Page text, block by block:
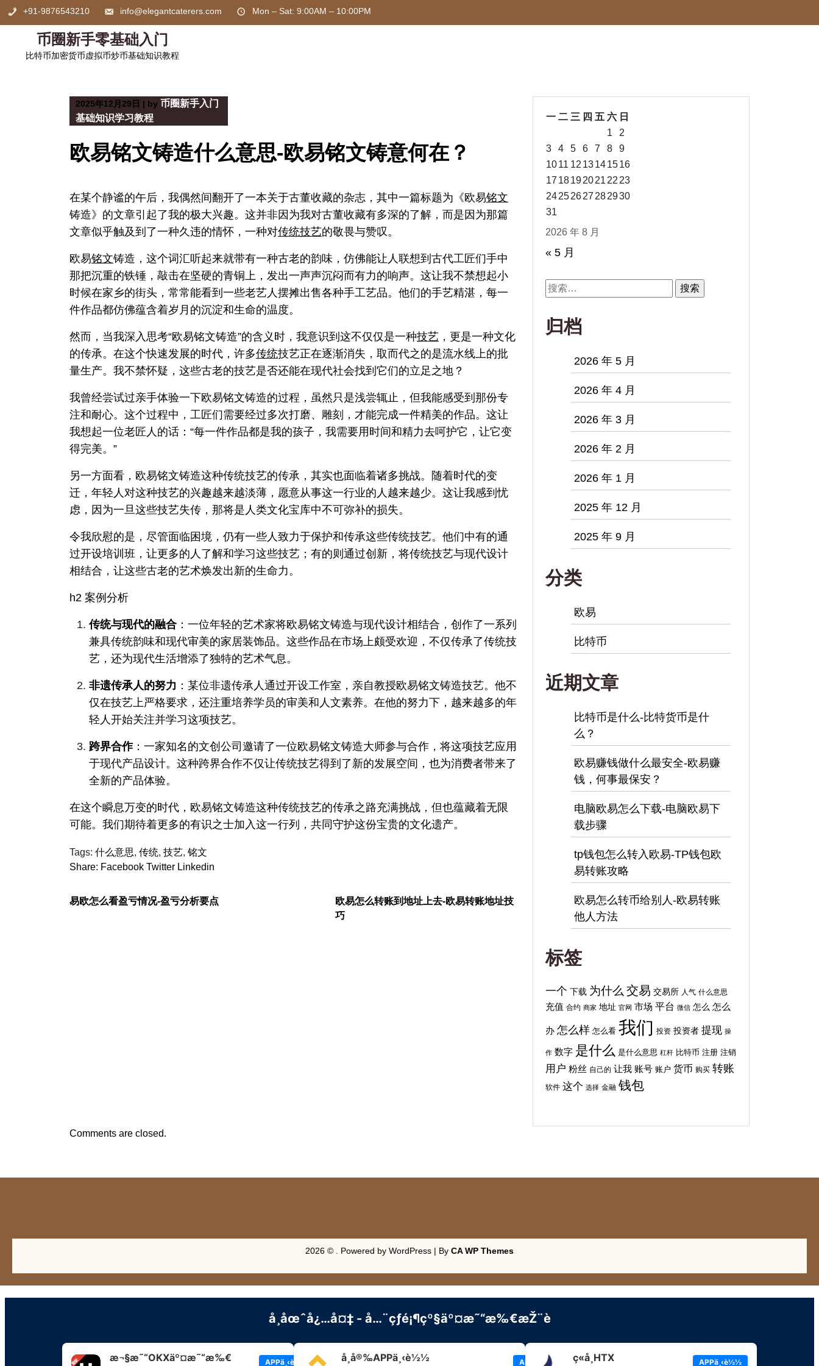
Skip
+91-9876543210 info@elegantcaterers.com Mon – Sat: 9:00AM – 10:00PM
币圈新手零基础入门
比特币加密货币虚拟币炒币基础知识教程
2025年12月29日 | by 币圈新手入门
基础知识学习教程
欧易铭文铸造什么意思-欧易铭文铸意何在？
在某个静谧的午后，我偶然间翻开了一本关于古董收藏的杂志，其中一篇标题为《欧易铭文
铸造》的文章引起了我的极大兴趣。这并非因为我对古董收藏有多深的了解，而是因为那篇
文章似乎触及到了一种久违的情怀，一种对传统技艺的敬畏与赞叹。
欧易铭文铸造，这个词汇听起来就带有一种古老的韵味，仿佛能让人联想到古代工匠们手中
那把沉重的铁锤，敲击在坚硬的青铜上，发出一声声沉闷而有力的响声。这让我不禁想起小
时候在家乡的街头，常常能看到一些老艺人摆摊出售各种手工艺品。他们的手艺精湛，每一
件作品都仿佛蕴含着岁月的沉淀和生命的温度。
然而，当我深入思考“欧易铭文铸造”的含义时，我意识到这不仅仅是一种技艺 ，更是一种文化
的传承。在这个快速发展的时代，许多传统技艺正在逐渐消失，取而代之的是流水线上的批
量生产。我不禁怀疑，这些古老的技艺是否还能在现代社会找到它们的立足之地？
我曾经尝试过亲手体验一下欧易铭文铸造的过程，虽然只是浅尝辄止，但我能感受到那份专
注和耐心。这个过程中，工匠们需要经过多次打磨、雕刻，才能完成一件精美的作品。这让
我想起一位老匠人的话：“每一件作品都是我的孩子，我需要用时间和精力去呵护它，让它变
得完美。”
另一方面看，欧易铭文铸造这种传统技艺的传承，其实也面临着诸多挑战。随着时代的变
迁，年轻人对这种技艺的兴趣越来越淡薄，愿意从事这一行业的人越来越少。这让我感到忧
虑，因为一旦这些技艺失传，那将是人类文化宝库中不可弥补的损失。
令我欣慰的是，尽管面临困境，仍有一些人致力于保护和传承这些传统技艺。他们中有的通
过开设培训班，让更多的人了解和学习这些技艺；有的则通过创新，将传统技艺与现代设计
相结合，让这些古老的艺术焕发出新的生命力。
h2 案例分析
传统与现代的融合 ：一位年轻的艺术家将欧易铭文铸造与现代设计相结合，创作了一系列
兼具传统韵味和现代审美的家居装饰品。这些作品在市场上颇受欢迎，不仅传承了传统技
艺，还为现代生活增添了独特的艺术气息。
非遗传承人的努力 ：某位非遗传承人通过开设工作室，亲自教授欧易铭文铸造技艺。他不
仅在技艺上严格要求，还注重培养学员的审美和人文素养。在他的努力下，越来越多的年
轻人开始关注并学习这项技艺。
跨界合作：一家知名的文创公司邀请了一位欧易铭文铸造大师参与合作，将这项技艺应用
于现代产品设计。这种跨界合作不仅让传统技艺得到了新的发展空间，也为消费者带来了
全新的产品体验。
在这个瞬息万变的时代，欧易铭文铸造这种传统技艺的传承之路充满挑战，但也蕴藏着无限
可能。我们期待着更多的有识之士加入这一行列，共同守护这份宝贵的文化遗产。
Tags: 什么意思, 传统, 技艺, 铭文
Share: Facebook Twitter Linkedin
易欧怎么看盈亏情况-盈亏分析要点
欧易怎么转账到地址上去-欧易转账地址技
巧
2026 年 8 月
一 二 三 四 五 六 日
1
2
3
4 5 6 7 8
9
1011 12 13141516
17 18192021 22 23
24252627 282930
31
« 5 月
搜
索：
归档
2026 年 5 月
2026 年 4 月
2026 年 3 月
2026 年 2 月
2026 年 1 月
2025 年 12 月
2025 年 9 月
分类
欧易
比特币
近期文章
比特币是什么-比特货币是什
么？
欧易赚钱做什么最安全-欧易赚
钱，何事最保安？
电脑欧易怎么下载-电脑欧易下
载步骤
tp钱包怎么转入欧易-TP钱包欧
易转账攻略
欧易怎么转币给别人-欧易转账
他人方法
标签
一个 下载 为什么 交易 交易所 人气 什么意思
充值 合约 商家 地址 官网 市场 平台 微信 怎么 怎么
办 怎么样 怎么看 我们 投资 投资者 提现 操
作 数字 是什么 是什么意思 杠杆 比特币 注册 注销
用户 粉丝 自己的 让我 账号 账户 货币 购买 转账
软件 这个 选择 金融 钱包
Comments are closed.
2026 © . Powered by WordPress | By CA WP Themes